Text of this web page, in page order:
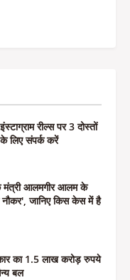
रील्स पर 3 दोस्तों
लिए संपर्क करें
मंत्री आलमगीर आलम के
नौकर', जानिए किस केस में है
का 1.5 लाख करोड़ रुपये
बल